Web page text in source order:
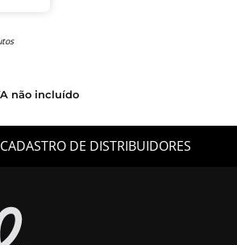
não incluído
DE DISTRIBUIDORES